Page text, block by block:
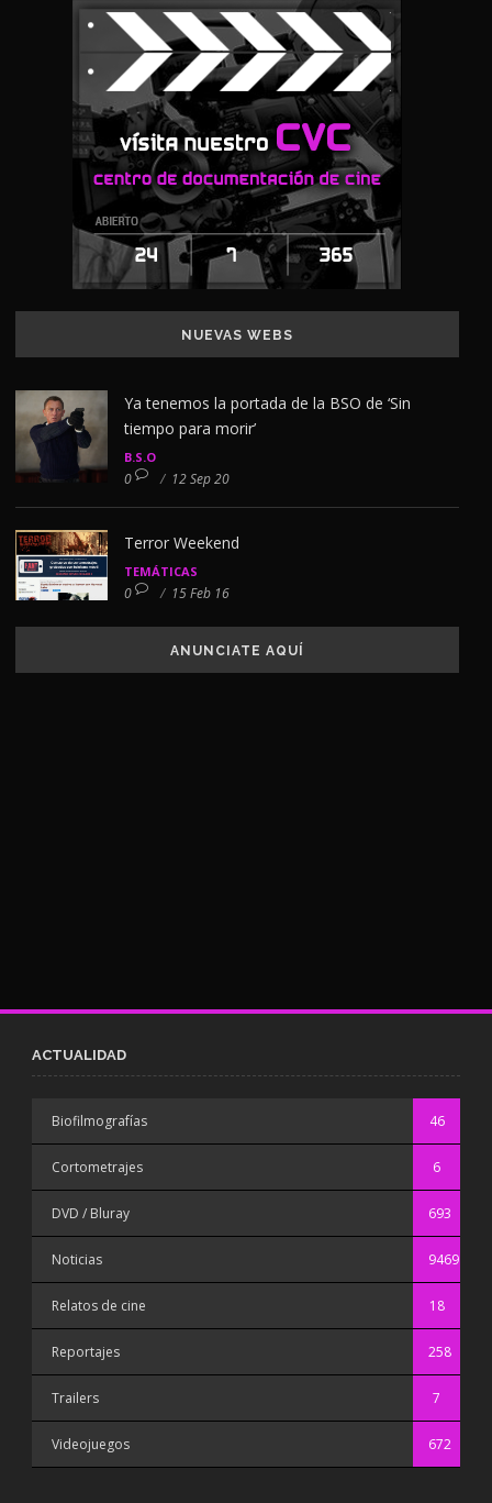
NUEVAS WEBS
Ya tenemos la portada de la BSO de ‘Sin
tiempo para morir’
B.S.O
0 / 12 Sep 20
Terror Weekend
TEMÁTICAS
0 / 15 Feb 16
ANUNCIATE AQUÍ
ACTUALIDAD
Biofilmografías 46
Cortometrajes 6
DVD / Bluray 693
Noticias 9469
Relatos de cine 18
Reportajes 258
Trailers 7
Videojuegos 672